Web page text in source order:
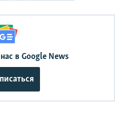
в Google News